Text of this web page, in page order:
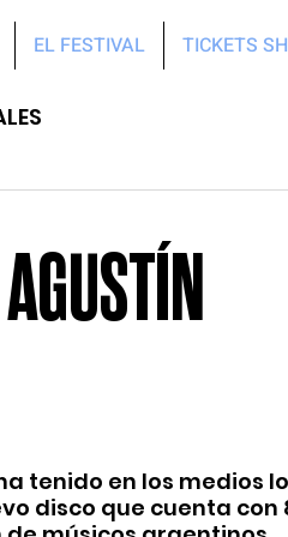
EL FESTIVAL TICKETS
tenido en los medios
disco que cuenta con